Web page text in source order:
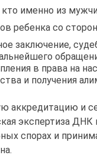
именно из
ребенка со
заключение,
в права на
и получения
аккредитацию и
экспертиза
спорах и